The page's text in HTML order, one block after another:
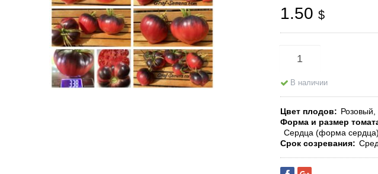
1.50$
В наличии
Цвет плодов
Форма и размер
Сердца (форма
Срок созревания